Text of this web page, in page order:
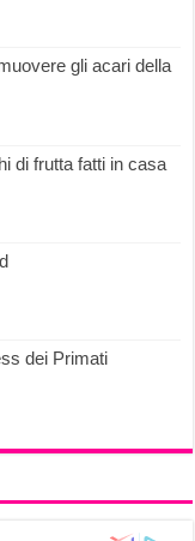
gli acari della
di frutta fatti in casa
dei Primati